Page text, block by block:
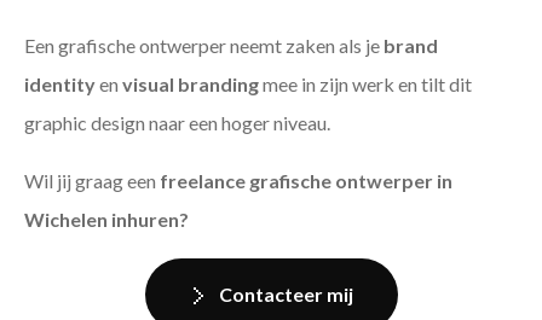
Een grafische ontwerper neemt zaken als je brand
identityen visual brandingmee in zijn werk en tilt dit
graphic design naar een hoger niveau.
Wil jij graag een freelance grafische ontwerper in
Wichelen inhuren?
Contacteer mij